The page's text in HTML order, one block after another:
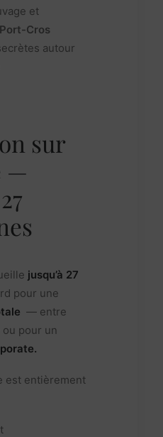
et
Port-Cros
autour
sur
—
jusqu’à 27
pour une
— entre
ou pour un
est entièrement